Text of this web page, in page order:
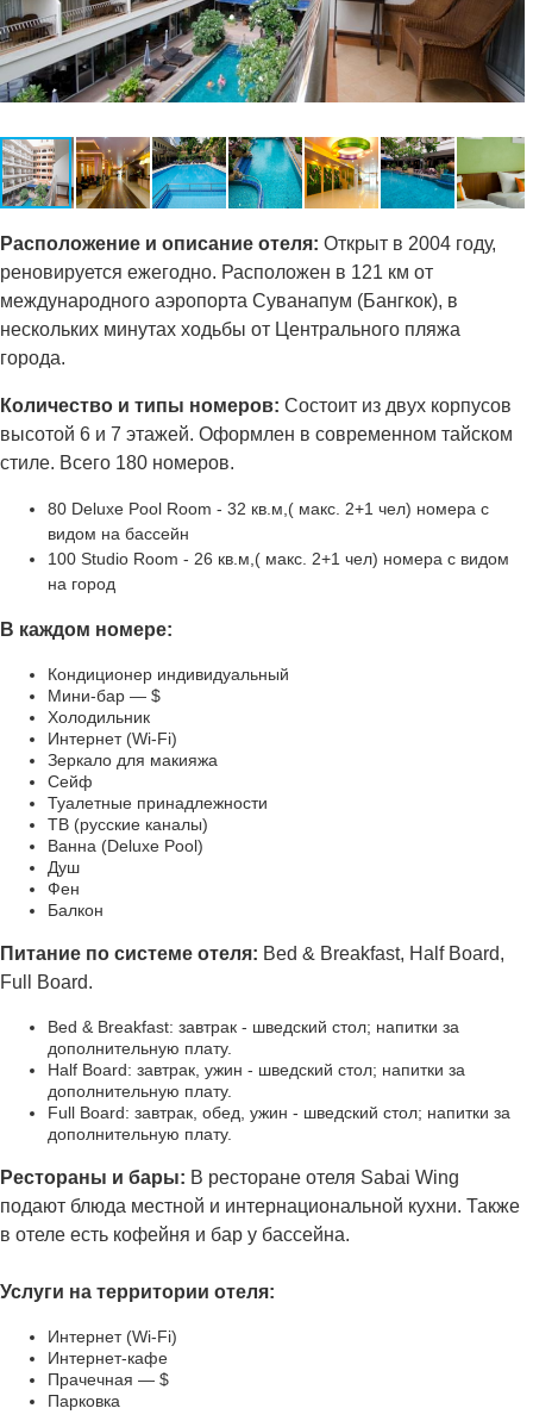
Расположение и описание отеля: Открыт в 2004 году,
реновируется ежегодно. Расположен в 121 км от
международного аэропорта Суванапум (Бангкок), в
нескольких минутах ходьбы от Центрального пляжа
города.
Количество и типы номеров: Состоит из двух корпусов
высотой 6 и 7 этажей. Оформлен в современном тайском
стиле. Всего 180 номеров.
80 Deluxe Pool Room - 32 кв.м,( макс. 2+1 чел) номера с
видом на бассейн
100 Studio Room - 26 кв.м,( макс. 2+1 чел) номера с видом
на город
В каждом номере:
Кондиционер индивидуальный
Мини-бар — $
Холодильник
Интернет (Wi-Fi)
Зеркало для макияжа
Сейф
Туалетные принадлежности
ТВ (русские каналы)
Ванна (Deluxe Pool)
Душ
Фен
Балкон
Питание по системе отеля: Bed & Breakfast, Half Board,
Full Board.
Bed & Breakfast: завтрак - шведский стол; напитки за
дополнительную плату.
Half Board: завтрак, ужин - шведский стол; напитки за
дополнительную плату.
Full Board: завтрак, обед, ужин - шведский стол; напитки за
дополнительную плату.
Рестораны и бары: В ресторане отеля Sabai Wing
подают блюда местной и интернациональной кухни. Также
в отеле есть кофейня и бар у бассейна.
Услуги на территории отеля:
Интернет (Wi-Fi)
Интернет-кафе
Прачечная — $
Парковка